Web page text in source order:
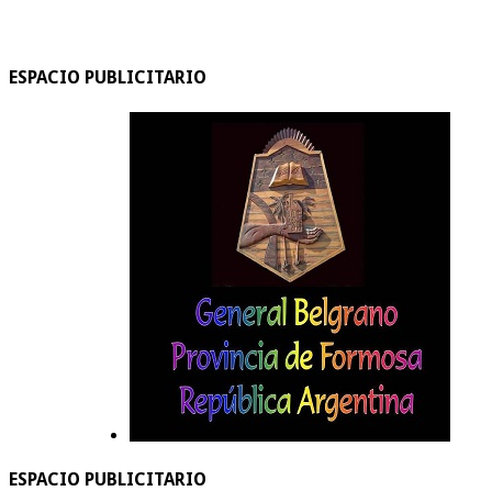
ESPACIO PUBLICITARIO
ESPACIO PUBLICITARIO